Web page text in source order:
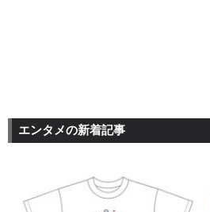
エンタメの新着記事